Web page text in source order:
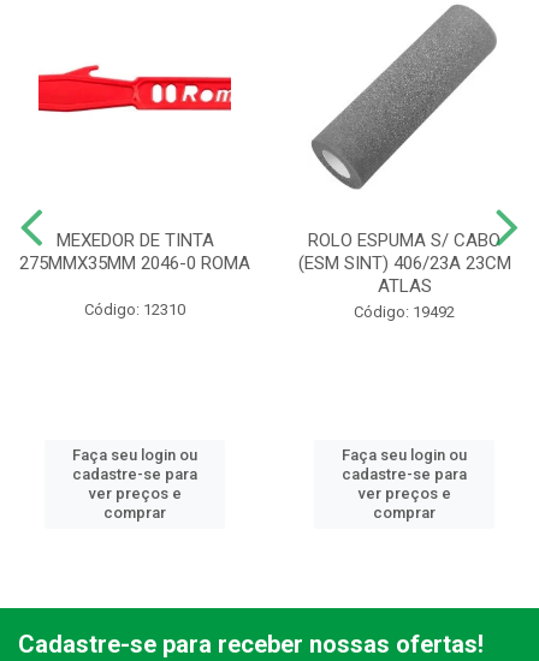
MEXEDOR DE TINTA
275MMX35MM 2046-0 ROMA
Código: 12310
Faça seu login ou
cadastre-se para
ver preços e
comprar
ROLO ESPUMA S/ CABO
(ESM SINT) 406/23A 23CM
ATLAS
Código: 19492
Faça seu login ou
cadastre-se para
ver preços e
comprar
Cadastre-se para receber nossas ofertas!